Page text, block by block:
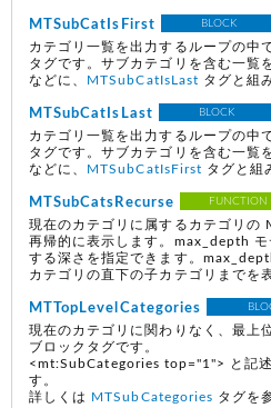
MTSubCatIsFirst BLOCK
カテゴリ一覧を出力するループの中
タグです。サブカテゴリを含む一覧
などに、
MTSubCatIsLast タグと組
MTSubCatIsLast BLOCK
カテゴリ一覧を出力するループの中
タグです。サブカテゴリを含む一覧
などに、
MTSubCatIsFirst タグと組
MTSubCatsRecurse FUNCTION
現在のカテゴリに属するカテゴリの
再帰的に表示します。max_depth
する深さを指定できます。
カテゴリの直下の子カテゴリまでを
MTTopLevelCategories
現在のカテゴリに関わりなく、最上
ブロックタグです。
<mt:SubCategories top="1"> と記
す。
詳しくは
MTSubCategories タグを